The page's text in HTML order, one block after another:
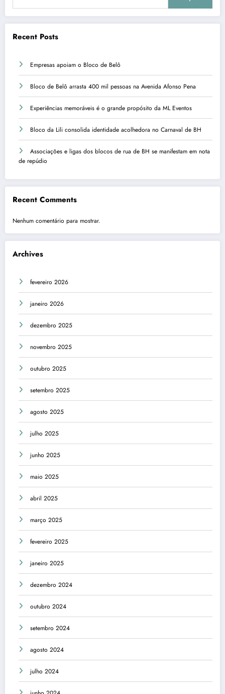
Recent Posts
Empresas apoiam o Bloco de Belô
Bloco de Belô arrasta 400 mil pessoas na Avenida Afonso Pena
Experiências memoráveis é o grande propósito da ML Eventos
Bloco da Lili consolida identidade acolhedora no Carnaval de BH
Associações e ligas dos blocos de rua de BH se manifestam em nota
de repúdio
Recent Comments
Nenhum comentário para mostrar.
Archives
fevereiro 2026
janeiro 2026
dezembro 2025
novembro 2025
outubro 2025
setembro 2025
agosto 2025
julho 2025
junho 2025
maio 2025
abril 2025
março 2025
fevereiro 2025
janeiro 2025
dezembro 2024
outubro 2024
setembro 2024
agosto 2024
julho 2024